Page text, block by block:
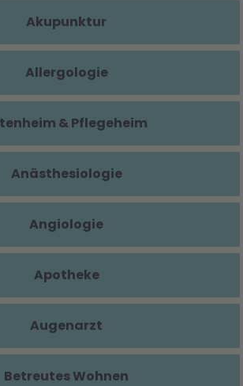
Akupunktur
Allergologie
& Pflegeheim
Anästhesiologie
Angiologie
Apotheke
Augenarzt
Betreutes Wohnen